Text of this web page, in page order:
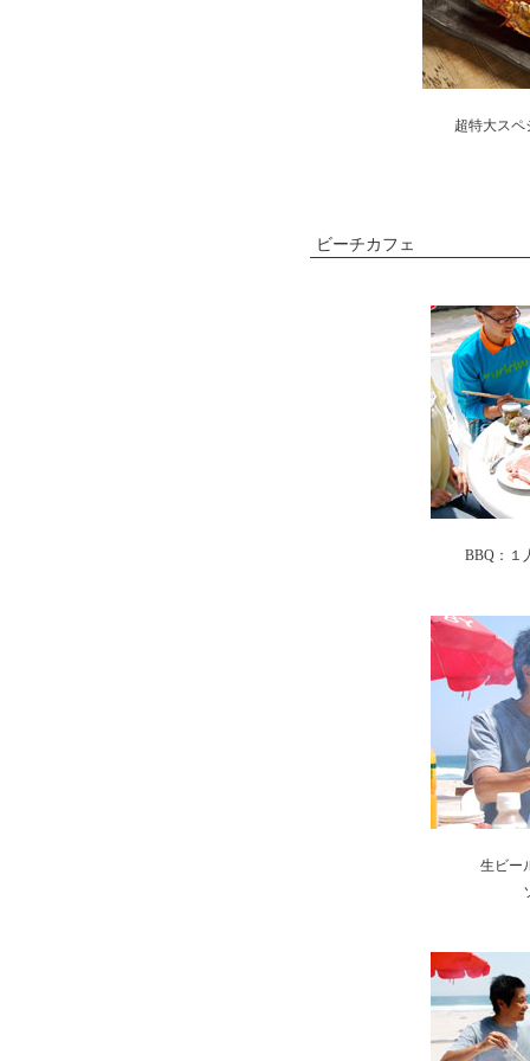
超特大ス
ビーチカフェ
BBQ：１
生ビー